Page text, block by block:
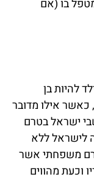
בו (אם
להיות בן
כאשר אילו מדובר
ישראל בטרם
לישראל ללא
משפחתי אשר
וכעת מהווים